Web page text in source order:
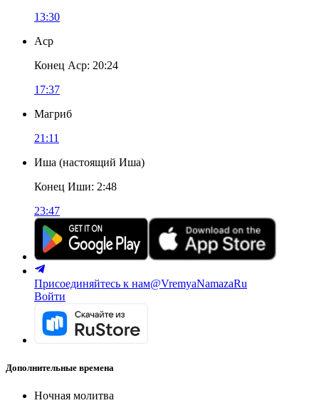
13:30
Аср
Конец Аср: 20:24
17:37
Магриб
21:11
Иша (настоящий Иша)
Конец Иши: 2:48
23:47
Присоединяйтесь к нам@VremyaNamazaRu
Войти
Дополнительные времена
Ночная молитва